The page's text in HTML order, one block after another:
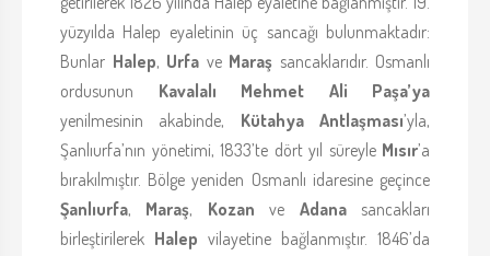
yüzyılda Halep eyaletinin üç sancağı bulunmaktadır:
Bunlar Halep, Urfa ve Maraş sancaklarıdır. Osmanlı
ordusunun Kavalalı Mehmet Ali Paşa’ya
yenilmesinin akabinde, Kütahya Antlaşması’yla,
Şanlıurfa’nın yönetimi, 1833’te dört yıl süreyle Mısır’a
bırakılmıştır. Bölge yeniden Osmanlı idaresine geçince
Şanlıurfa, Maraş, Kozan ve Adanasancakları
birleştirilerek Halep vilayetine bağlanmıştır. 1846’da